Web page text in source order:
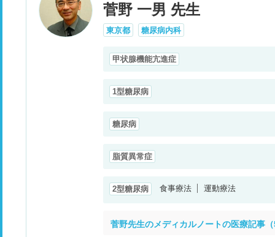
菅野 一男 先生
東京都 糖尿病内科
甲状腺機能亢進症
1型糖尿病
糖尿病
脂質異常症
2型糖尿病 食事療法 運動療法
菅野先生のメディカルノートの医療記事